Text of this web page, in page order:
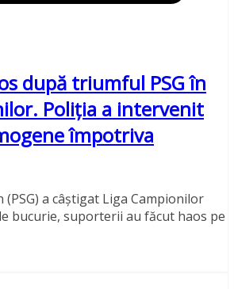
după triumful PSG în
Poliția a intervenit
împotriva
(PSG) a câștigat Liga Campionilor
bucurie, suporterii au făcut haos pe